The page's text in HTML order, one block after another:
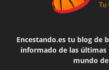
Encestando.es tu blog de
informado de las últimas
mundo